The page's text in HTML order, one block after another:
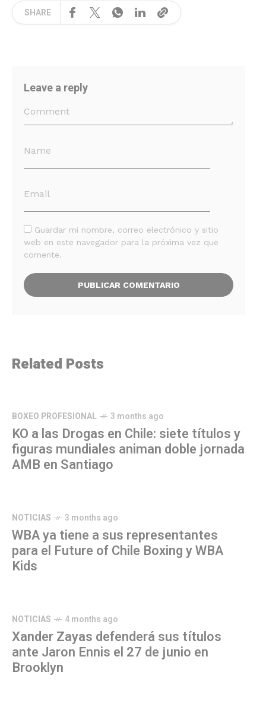
SHARE
Leave a reply
Guardar mi nombre, correo electrónico y sitio
web en este navegador para la próxima vez que
comente.
Related Posts
BOXEO PROFESIONAL 3 months ago
KO a las Drogas en Chile: siete títulos y
figuras mundiales animan doble jornada
AMB en Santiago
NOTICIAS 3 months ago
WBA ya tiene a sus representantes
para el Future of Chile Boxing y WBA
Kids
NOTICIAS 4 months ago
Xander Zayas defenderá sus títulos
ante Jaron Ennis el 27 de junio en
Brooklyn